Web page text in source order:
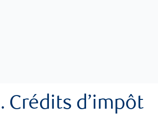
Crédits d’impôt